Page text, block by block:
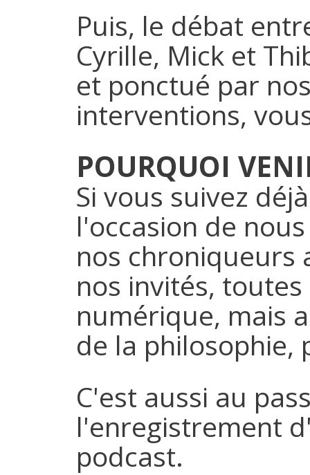
Puis, le débat
Cyrille, Mick et
et ponctué par
interventions,
POURQUOI
Si vous suivez
l'occasion de
nos chroniqueurs
nos invités,
numérique, mais
de la philosophie,
C'est aussi au
l'enregistrement
podcast.